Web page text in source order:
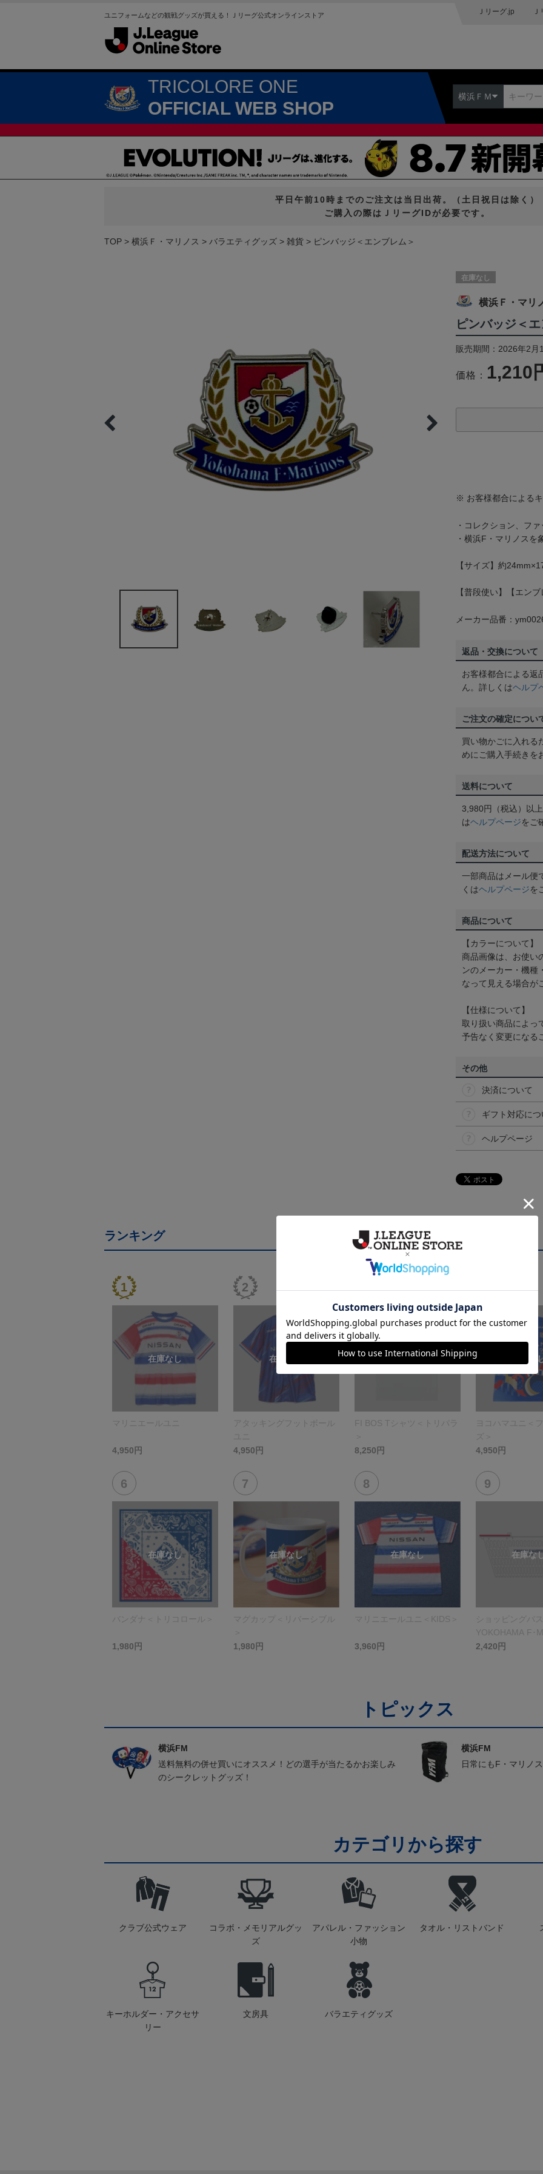
ユニフォームなどの観戦グッズが買える！Ｊリーグ公式オンラインストア Ｊリーグ.jp
TRICOLORE ONE
OFFICIAL WEB SHOP
横浜ＦＭ
平日午前10時までのご注文は当日出荷。（土日祝日は除く）
ご購入の際はＪリーグIDが必要です。
TOP 横浜Ｆ・マリノス バラエティグッズ 雑貨 ピンバッジ＜エンブレム＞
在庫なし
横浜Ｆ・マリ
ピンバッジ＜
販売期間：2026年2月
価格： 1,210
※ お客様都合による
・コレクション、フ
・横浜F・マリノスを
【サイズ】約
【普段使い】【エン
メーカー品番：
返品・交換について
お客様都合による返
ん。詳しくはヘルプ
ご注文の確定につい
買い物かごに入れる
めにご購入手続きを
送料について
3,980円（税込）以
はヘルプページをご
配送方法について
一部商品はメール便
くはヘルプページを
商品について
【カラーについて】
商品画像は、お使い
ンのメーカー・機種
なって見える場合が
【仕様について】
取り扱い商品によっ
予告なく変更になる
その他
決済について
ギフト対応に
ヘルプページ
ランキング
マリニエールユニ
4,950円
アタッキングフットボール
4,950円
FI BOS Tシャツ＜トリパラ
8,250円
ヨコハマユニ＜
ズ＞
4,950円
バンダナ＜トリコロール＞
1,980円
マグカップ＜リバーシブル
1,980円
マリニエールユニ＜KIDS＞
3,960円
ショッピングバ
YOKOHAMA F･
＞ホワイト
2,420円
トピックス
横浜FM
送料無料の併せ買いにオススメ！どの選手が当たるかお楽しみ
のシークレットグッズ！
横浜FM
日常にもF・マリノ
カテゴリから探す
クラブ公式ウェア
コラボ・メモリアルグッ
ズ
アパレル・ファッション
小物
タオル・リストバンド
キーホルダー・アクセサ
リー
文房具 バラエティグッズ